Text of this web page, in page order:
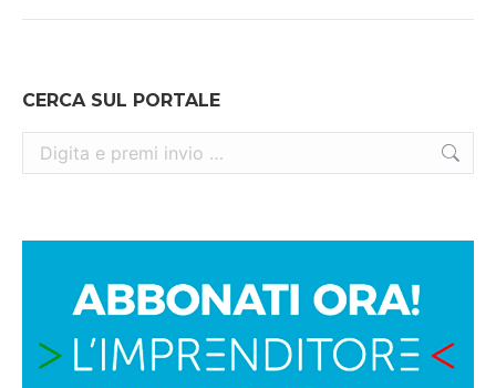
CERCA SUL PORTALE
Cerca: